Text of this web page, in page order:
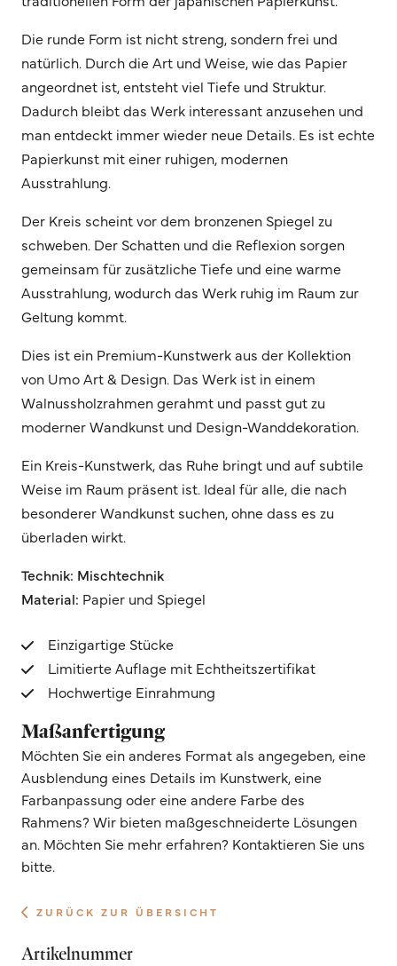
Die runde Form ist nicht streng, sondern frei und
natürlich. Durch die Art und Weise, wie das Papier
angeordnet ist, entsteht viel Tiefe und Struktur.
Dadurch bleibt das Werk interessant anzusehen und
man entdeckt immer wieder neue Details. Es ist echte
Papierkunst mit einer ruhigen, modernen
Ausstrahlung.
Der Kreis scheint vor dem bronzenen Spiegel zu
schweben. Der Schatten und die Reflexion sorgen
gemeinsam für zusätzliche Tiefe und eine warme
Ausstrahlung, wodurch das Werk ruhig im Raum zur
Geltung kommt.
Dies ist ein Premium-Kunstwerk aus der Kollektion
von Umo Art & Design. Das Werk ist in einem
Walnussholzrahmen gerahmt und passt gut zu
moderner Wandkunst und Design-Wanddekoration.
Ein Kreis-Kunstwerk, das Ruhe bringt und auf subtile
Weise im Raum präsent ist. Ideal für alle, die nach
besonderer Wandkunst suchen, ohne dass es zu
überladen wirkt.
Technik: Mischtechnik
Material: Papier und Spiegel
Einzigartige Stücke
Limitierte Auflage mit Echtheitszertifikat
Hochwertige Einrahmung
Maßanfertigung
Möchten Sie ein anderes Format als angegeben, eine
Ausblendung eines Details im Kunstwerk, eine
Farbanpassung oder eine andere Farbe des
Rahmens? Wir bieten maßgeschneiderte Lösungen
an. Möchten Sie mehr erfahren? Kontaktieren Sie uns
bitte.
ZURÜCK ZUR ÜBERSICHT
Artikelnummer